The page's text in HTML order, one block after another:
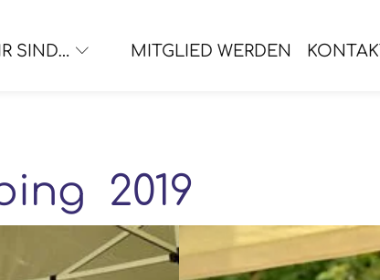
SIND… MITGLIED WERDEN
2019